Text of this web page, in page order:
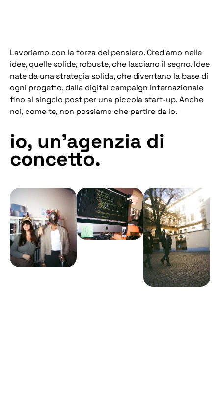
Lavoriamo con la forza del pensiero. Crediamo nelle
idee, quelle solide, robuste, che lasciano il segno. Idee
nate da una strategia solida, che diventano la base di
ogni progetto, dalla digital campaign internazionale
fino al singolo post per una piccola start-up. Anche
noi, come te, non possiamo che partire da io.
io, un’agenzia di
concetto.